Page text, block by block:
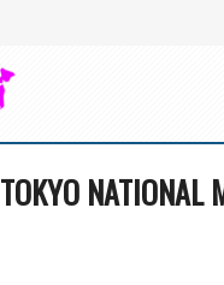
TOKYO NATIONAL